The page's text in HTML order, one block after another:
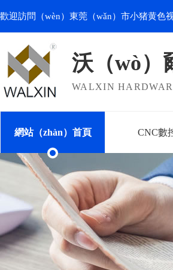
歡迎訪問（wèn）東莞（wǎn）市小猪黄色
沃（wò）
WALXIN
網站（zhàn）首頁 CNC數